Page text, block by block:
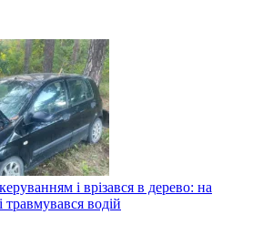
і врізався в дерево: на
водій